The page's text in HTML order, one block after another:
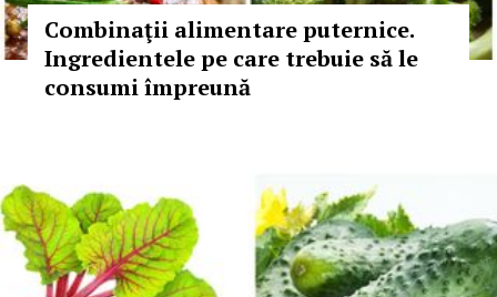
Combinaţii alimentare puternice.
Ingredientele pe care trebuie să le
consumi împreună